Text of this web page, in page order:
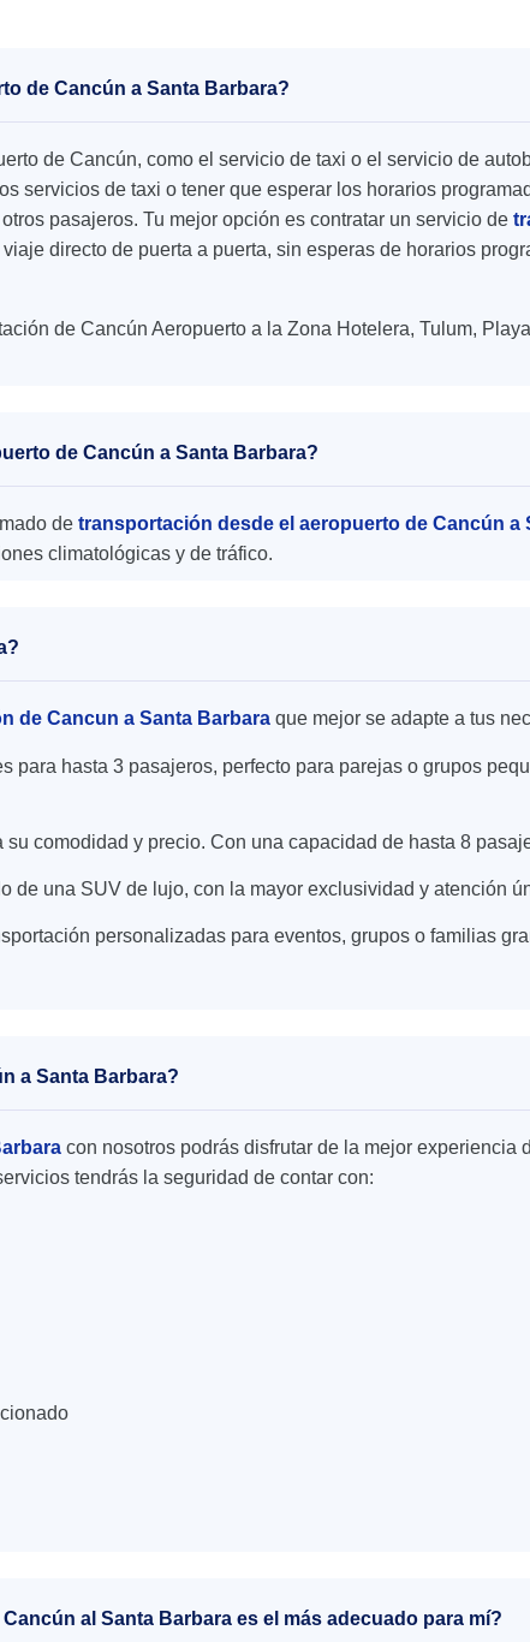
de Cancún a Santa Barbara?
de Cancún, como el servicio de taxi o el servicio de
servicios de taxi o tener que esperar los horarios
pasajeros. Tu mejor opción es contratar un servicio de
directo de puerta a puerta, sin esperas de horarios
de Cancún Aeropuerto a la Zona Hotelera, Tulum,
de Cancún a Santa Barbara?
de transportación desde el aeropuerto de Cancún a
climatológicas y de tráfico.
de Cancun a Santa Barbara que mejor se adapte a tus
para hasta 3 pasajeros, perfecto para parejas o grupos
comodidad y precio. Con una capacidad de hasta 8
de una SUV de lujo, con la mayor exclusividad y atención
personalizadas para eventos, grupos o familias
a Santa Barbara?
con nosotros podrás disfrutar de la mejor experiencia
tendrás la seguridad de contar con:
al Santa Barbara es el más adecuado para mí?